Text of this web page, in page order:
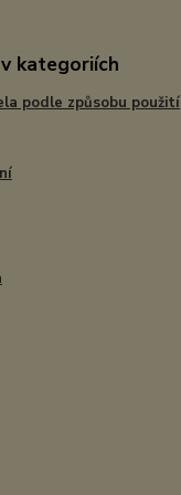
kategoriích
podle způsobu použití